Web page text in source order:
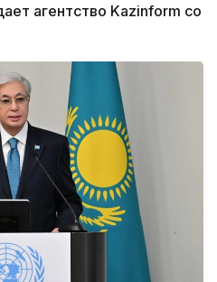
агентство Kazinform со